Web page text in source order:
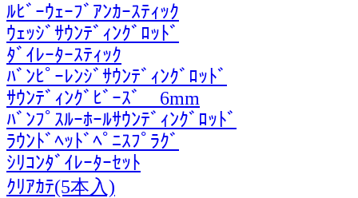
ﾙﾋﾞｰｳｪｰﾌﾞｱﾝｶｰｽﾃｨｯｸ
ｳｪｯｼﾞｻｳﾝﾃﾞｨﾝｸﾞﾛｯﾄﾞ
ﾀﾞｲﾚｰﾀｰｽﾃｨｯｸ
ﾊﾞﾝﾋﾟｰﾚﾝｼﾞｻｳﾝﾃﾞｨﾝｸﾞﾛｯﾄﾞ
ｻｳﾝﾃﾞｨﾝｸﾞﾋﾞｰｽﾞ 6mm
ﾊﾞﾝﾌﾟｽﾙｰﾎｰﾙｻｳﾝﾃﾞｨﾝｸﾞﾛｯﾄﾞ
ﾗｳﾝﾄﾞﾍｯﾄﾞﾍﾟﾆｽﾌﾟﾗｸﾞ
ｼﾘｺﾝﾀﾞｲﾚｰﾀｰｾｯﾄ
ｸﾘｱｶﾃ(5本入)